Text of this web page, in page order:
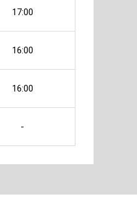
17:00
16:00
16:00
-